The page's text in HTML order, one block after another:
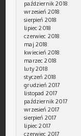
październik 2018
wrzesień 2018
sierpień 2018
lipiec 2018
czerwiec 2018
maj 2018
kwiecień 2018
marzec 2018
luty 2018
styczeń 2018
grudzień 2017
listopad 2017
październik 2017
wrzesień 2017
sierpień 2017
lipiec 2017
czerwiec 2017